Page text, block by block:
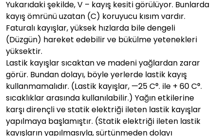
Yukarıdaki şekilde, V – kayış kesiti görülüyor. Bunlarda
kayış ömrünü uzatan (C) koruyucu kısım vardır.
Faturalı kayışlar, yüksek hızlarda bile dengeli
(Düzgün) hareket edebilir ve bükülme yetenekleri
yüksektir.
Lastik kayışlar sıcaktan ve madeni yağlardan zarar
görür. Bundan dolayı, böyle yerlerde lastik kayış
kullanmamalıdır. (Lastik kayışlar, —25 C°. ile + 60 C°.
sıcaklıklar arasında kullanılabilir.) Yağın etkilerine
karşı dirençli ve statik elektriği ileten lastik kayışlar
yapılmaya başlamıştır. (Statik elektriği ileten lastik
kayışların yapılmasıyla, sürtünmeden dolayı